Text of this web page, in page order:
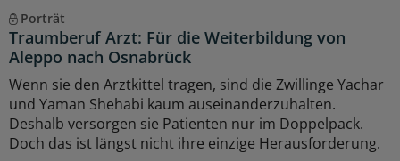
Porträt
Traumberuf Arzt: Für die Weiterbildung von
Aleppo nach Osnabrück
Wenn sie den Arztkittel tragen, sind die Zwillinge Yachar
und Yaman Shehabi kaum auseinanderzuhalten.
Deshalb versorgen sie Patienten nur im Doppelpack.
Doch das ist längst nicht ihre einzige Herausforderung.